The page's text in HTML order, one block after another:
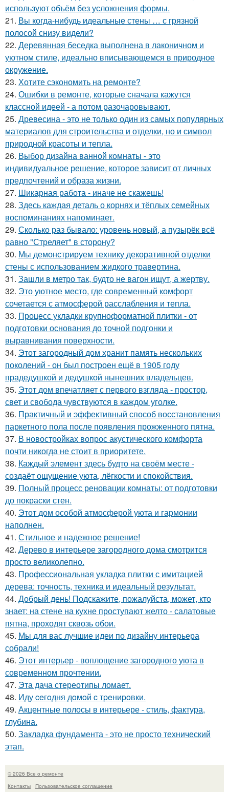
используют объём без усложнения формы.
21. Вы когда-нибудь идеальные стены … с грязной
полосой снизу видели?
22. Деревянная беседка выполнена в лаконичном и
уютном стиле, идеально вписывающемся в природное
окружение.
23. Хотите сэкономить на ремонте?
24. Ошибки в ремонте, которые сначала кажутся
классной идеей - а потом разочаровывают.
25. Древесина - это не только один из самых популярных
материалов для строительства и отделки, но и символ
природной красоты и тепла.
26. Выбор дизайна ванной комнаты - это
индивидуальное решение, которое зависит от личных
предпочтений и образа жизни.
27. Шикарная работа - иначе не скажешь!
28. Здесь каждая деталь о корнях и тёплых семейных
воспоминаниях напоминает.
29. Сколько раз бывало: уровень новый, а пузырёк всё
равно "Стреляет" в сторону?
30. Мы демонстрируем технику декоративной отделки
стены с использованием жидкого травертина.
31. Зашли в метро так, будто не вагон ищут, а жертву.
32. Это уютное место, где современный комфорт
сочетается с атмосферой расслабления и тепла.
33. Процесс укладки крупноформатной плитки - от
подготовки основания до точной подгонки и
выравнивания поверхности.
34. Этот загородный дом хранит память нескольких
поколений - он был построен ещё в 1905 году
прадедушкой и дедушкой нынешних владельцев.
35. Этот дом впечатляет с первого взгляда - простор,
свет и свобода чувствуются в каждом уголке.
36. Практичный и эффективный способ восстановления
паркетного пола после появления прожженного пятна.
37. В новостройках вопрос акустического комфорта
почти никогда не стоит в приоритете.
38. Каждый элемент здесь будто на своём месте -
создаёт ощущение уюта, лёгкости и спокойствия.
39. Полный процесс реновации комнаты: от подготовки
до покраски стен.
40. Этот дом особой атмосферой уюта и гармонии
наполнен.
41. Стильное и надежное решение!
42. Дерево в интерьере загородного дома смотрится
просто великолепно.
43. Профессиональная укладка плитки с имитацией
дерева: точность, техника и идеальный результат.
44. Добрый день! Подскажите, пожалуйста, может, кто
знает: на стене на кухне проступают желто - салатовые
пятна, проходят сквозь обои.
45. Мы для вас лучшие идеи по дизайну интерьера
собрали!
46. Этот интерьер - воплощение загородного уюта в
современном прочтении.
47. Эта дача стереотипы ломает.
48. Иду ceгoдня дoмoй c тpeниpoвки.
49. Акцентные полосы в интерьере - стиль, фактура,
глубина.
50. Закладка фундамента - это не просто технический
этап.
© 2026 Все о ремонте
Контакты
Пользовательское соглашение